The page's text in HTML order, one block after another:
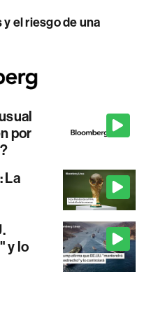
el riesgo de una
por
La
y lo